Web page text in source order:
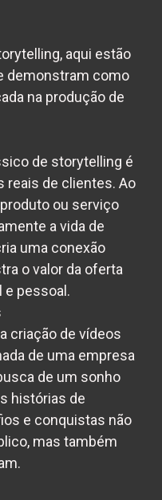
aqui estão
demonstram como
na produção de
de storytelling é
reais de clientes. Ao
ou serviço
a vida de
uma conexão
o valor da oferta
e pessoal.
criação de vídeos
de uma empresa
de um sonho
histórias de
e conquistas não
mas também